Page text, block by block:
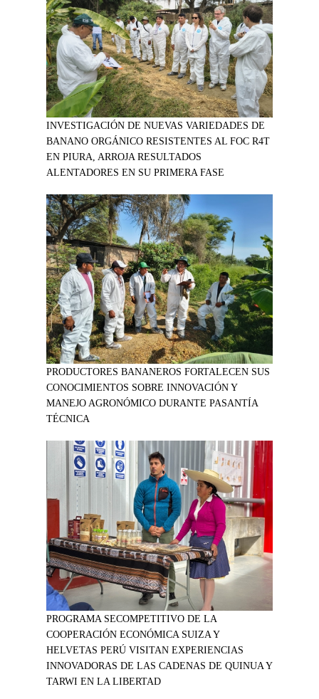
INVESTIGACIÓN DE NUEVAS VARIEDADES DE
BANANO ORGÁNICO RESISTENTES AL FOC R4T
EN PIURA, ARROJA RESULTADOS
ALENTADORES EN SU PRIMERA FASE
PRODUCTORES BANANEROS FORTALECEN SUS
CONOCIMIENTOS SOBRE INNOVACIÓN Y
MANEJO AGRONÓMICO DURANTE PASANTÍA
TÉCNICA
PROGRAMA SECOMPETITIVO DE LA
COOPERACIÓN ECONÓMICA SUIZA Y
HELVETAS PERÚ VISITAN EXPERIENCIAS
INNOVADORAS DE LAS CADENAS DE QUINUA Y
TARWI EN LA LIBERTAD